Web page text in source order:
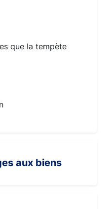
que la tempète
aux biens